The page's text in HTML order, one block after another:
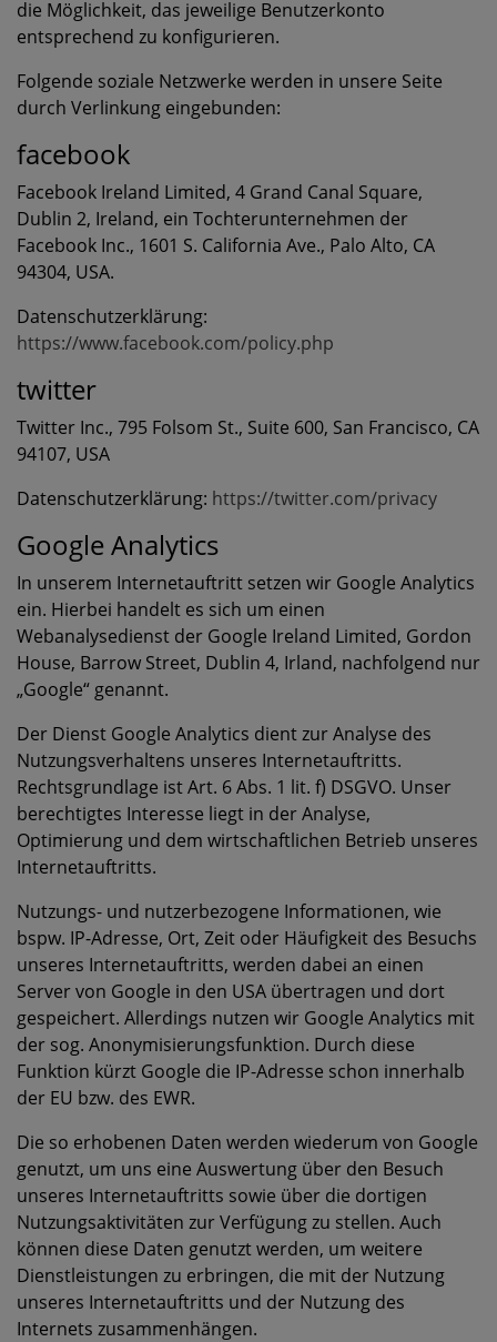
die Möglichkeit, das jeweilige Benutzerkonto
entsprechend zu konfigurieren.
Folgende soziale Netzwerke werden in unsere Seite
durch Verlinkung eingebunden:
facebook
Facebook Ireland Limited, 4 Grand Canal Square,
Dublin 2, Ireland, ein Tochterunternehmen der
Facebook Inc., 1601 S. California Ave., Palo Alto, CA
94304, USA.
Datenschutzerklärung:
https://www.facebook.com/policy.php
twitter
Twitter Inc., 795 Folsom St., Suite 600, San Francisco, CA
94107, USA
Datenschutzerklärung: https://twitter.com/privacy
Google Analytics
In unserem Internetauftritt setzen wir Google Analytics
ein. Hierbei handelt es sich um einen
Webanalysedienst der Google Ireland Limited, Gordon
House, Barrow Street, Dublin 4, Irland, nachfolgend nur
„Google“ genannt.
Der Dienst Google Analytics dient zur Analyse des
Nutzungsverhaltens unseres Internetauftritts.
Rechtsgrundlage ist Art. 6 Abs. 1 lit. f) DSGVO. Unser
berechtigtes Interesse liegt in der Analyse,
Optimierung und dem wirtschaftlichen Betrieb unseres
Internetauftritts.
Nutzungs- und nutzerbezogene Informationen, wie
bspw. IP-Adresse, Ort, Zeit oder Häufigkeit des Besuchs
unseres Internetauftritts, werden dabei an einen
Server von Google in den USA übertragen und dort
gespeichert. Allerdings nutzen wir Google Analytics mit
der sog. Anonymisierungsfunktion. Durch diese
Funktion kürzt Google die IP-Adresse schon innerhalb
der EU bzw. des EWR.
Die so erhobenen Daten werden wiederum von Google
genutzt, um uns eine Auswertung über den Besuch
unseres Internetauftritts sowie über die dortigen
Nutzungsaktivitäten zur Verfügung zu stellen. Auch
können diese Daten genutzt werden, um weitere
Dienstleistungen zu erbringen, die mit der Nutzung
unseres Internetauftritts und der Nutzung des
Internets zusammenhängen.